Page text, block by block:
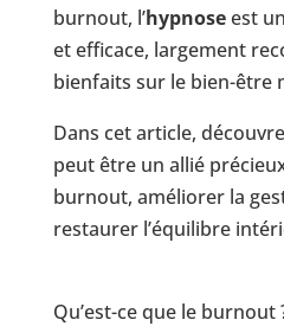
burnout, l’hypnoseest
et efficace, largement
bienfaits sur le bien-être
Dans cet article,
peut être un allié
burnout, améliorer la
restaurer l’équilibre
Qu’est-ce que le burnout